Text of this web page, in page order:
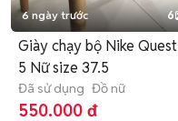
6 ngày trước 6
Giày chạy bộ Nike Quest
5 Nữ size 37.5
Đã sử dụng Đồ nữ
550.000 đ